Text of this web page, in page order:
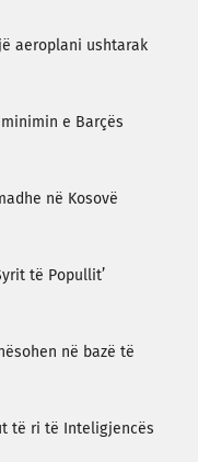
aeroplani ushtarak
e Barçës
në Kosovë
të Popullit’
në bazë të
të ri të Inteligjencës